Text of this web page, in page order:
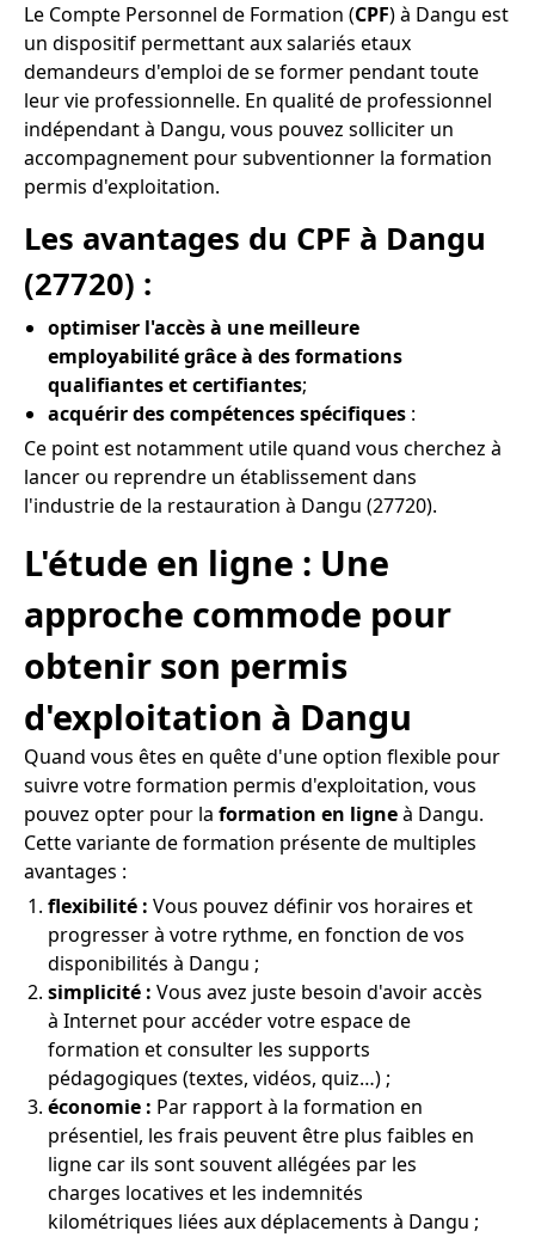
Le Compte Personnel de Formation (CPF) à Dangu est
un dispositif permettant aux salariés etaux
demandeurs d'emploi de se former pendant toute
leur vie professionnelle. En qualité de professionnel
indépendant à Dangu, vous pouvez solliciter un
accompagnement pour subventionner la formation
permis d'exploitation.
Les avantages du CPF à Dangu
(27720) :
optimiser l'accès à une meilleure
employabilité grâce à des formations
qualifiantes et certifiantes;
acquérir des compétences spécifiques :
Ce point est notamment utile quand vous cherchez à
lancer ou reprendre un établissement dans
l'industrie de la restauration à Dangu (27720).
L'étude en ligne : Une
approche commode pour
obtenir son permis
d'exploitation à Dangu
Quand vous êtes en quête d'une option flexible pour
suivre votre formation permis d'exploitation, vous
pouvez opter pour la formation en ligneà Dangu.
Cette variante de formation présente de multiples
avantages :
flexibilité : Vous pouvez définir vos horaires et
progresser à votre rythme, en fonction de vos
disponibilités à Dangu ;
simplicité : Vous avez juste besoin d'avoir accès
à Internet pour accéder votre espace de
formation et consulter les supports
pédagogiques (textes, vidéos, quiz…) ;
économie : Par rapport à la formation en
présentiel, les frais peuvent être plus faibles en
ligne car ils sont souvent allégées par les
charges locatives et les indemnités
kilométriques liées aux déplacements à Dangu ;